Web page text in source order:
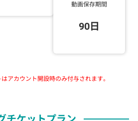
動画保存期間
90日
カウント開設時のみ付与されます。